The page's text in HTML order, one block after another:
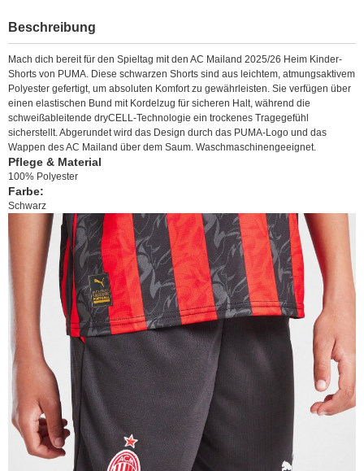
Beschreibung
Mach dich bereit für den Spieltag mit den AC Mailand 2025/26 Heim Kinder-
Shorts von PUMA. Diese schwarzen Shorts sind aus leichtem, atmungsaktivem
Polyester gefertigt, um absoluten Komfort zu gewährleisten. Sie verfügen über
einen elastischen Bund mit Kordelzug für sicheren Halt, während die
schweißableitende dryCELL-Technologie ein trockenes Tragegefühl
sicherstellt. Abgerundet wird das Design durch das PUMA-Logo und das
Wappen des AC Mailand über dem Saum. Waschmaschinengeeignet.
Pflege & Material
100% Polyester
Farbe:
Schwarz